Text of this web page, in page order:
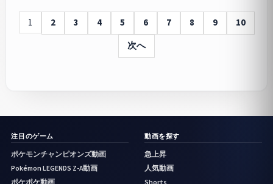
1 2 3 4 5 6 7 8 9
10
次へ
注目のゲーム
ポケモンチャンピオンズ動画
Pokémon LEGENDS Z-A動画
ポケポケ動画
動画を探す
急上昇
人気動画
Shorts